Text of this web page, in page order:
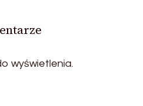
wyświetlenia.